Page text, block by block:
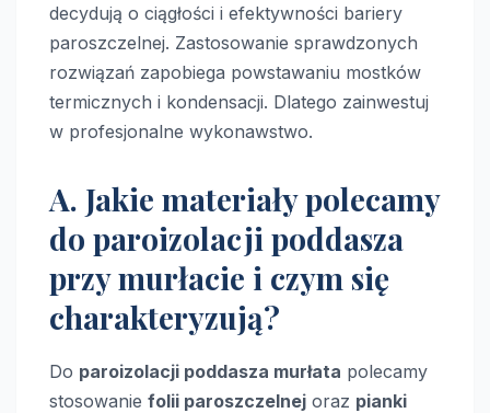
decydują o ciągłości i efektywności bariery
paroszczelnej. Zastosowanie sprawdzonych
rozwiązań zapobiega powstawaniu mostków
termicznych i kondensacji. Dlatego zainwestuj
w profesjonalne wykonawstwo.
A. Jakie materiały polecamy
do paroizolacji poddasza
przy murłacie i czym się
charakteryzują?
Do paroizolacji poddasza murłata polecamy
stosowanie folii paroszczelnej oraz pianki